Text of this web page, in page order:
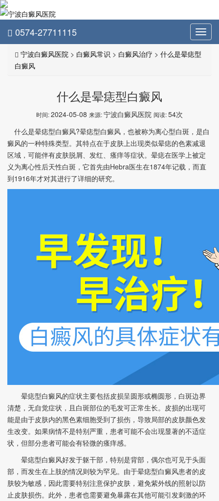
0574-27711115
宁波白癜风医院 > 白癜风常识 > 白癜风治疗 > 什么是晕痣型
白癜风
什么是晕痣型白癜风
时间:2024-05-08 来源:宁波白癜风医院 阅读:54次
什么是晕痣型白癜风?晕痣型白癜风，也被称为离心型白斑，是白
癜风的一种特殊类型。其特点在于皮肤上出现类似晕痣的色素减退
区域，可能伴有皮肤脱屑、发红、瘙痒等症状。晕痣在医学上被定
义为离心性后天性白斑，它首先由Hebra医生在1874年记载，而直
到1916年才对其进行了详细的研究。
晕痣型白癜风的症状主要包括皮损呈圆形或椭圆形，白斑边界
清楚，无自觉症状，且白斑部位的毛发可正常生长。皮损的出现可
能是由于皮肤内的黑色素细胞受到了损伤，导致局部的皮肤颜色发
生改变。如果病情不是特别严重，患者可能不会出现显著的不适症
状，但部分患者可能会有轻微的瘙痒感。
晕痣型白癜风好发于躯干部，特别是背部，偶尔也可见于头面
部，而发生在上肢的情况则较为罕见。由于晕痣型白癜风患者的皮
肤较为敏感，因此需要特别注意保护皮肤，避免紫外线的照射以防
止皮肤损伤。此外，患者也需要避免暴露在其他可能引发刺激的环